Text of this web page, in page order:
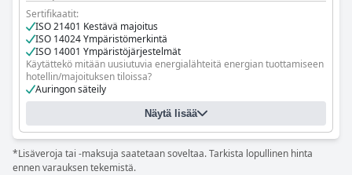
Energiakatselmus tehdään vähintään kerran viidessä vuodessa.
tunnustettu kestävän kehityksen ponnisteluistaan ja sijaitsee
trooppisella sademetsävyöhykkeellä.
Sertifikaatit:
ISO 21401 Kestävä majoitus
ISO 14024 Ympäristömerkintä
ISO 14001 Ympäristöjärjestelmät
Käytättekö mitään uusiutuvia energialähteitä energian tuottamiseen
hotellin/majoituksen tiloissa?
Auringon säteily
Vesivoima
Mikä tekee hotellistasi/majoituksestasi ympäristöystävällisen?
Kestävän kehityksen periaatteiden mukaan,
luonnonmateriaaleista valmistetut rakennustarvikkeet
Kirjallinen ympäristöpoliittinen lausuma käytössä
Rakenne maksimoi ilmavirtauksen ja siten vähentää ilmastoinnin
Näytä lisää
*Lisäveroja tai -maksuja saatetaan soveltaa. Tarkista lopullinen hinta
ennen varauksen tekemistä.